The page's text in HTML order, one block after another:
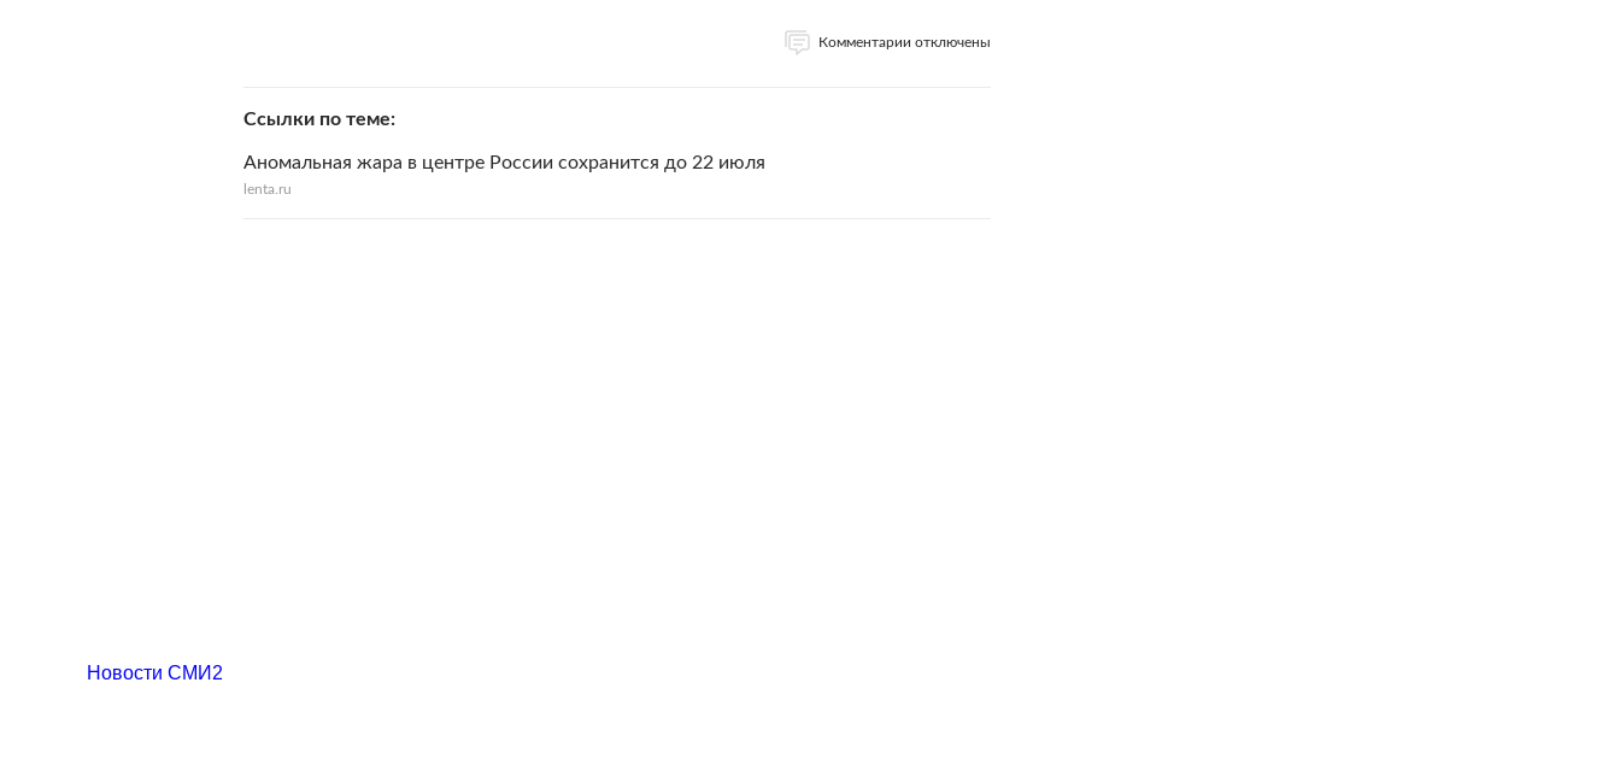
Комментарии отключены
Ссылки по теме
Аномальная жара в центре России сохранится до 22 июля
lenta.ru
Новости СМИ2